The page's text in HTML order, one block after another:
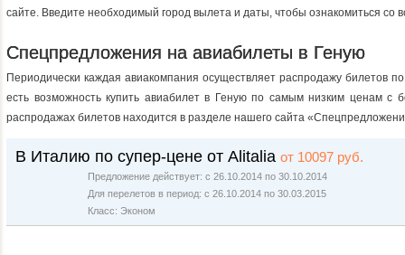
сайте. Введите необходимый город вылета и даты, чтобы ознакомиться
Спецпредложения на авиабилеты в Геную
Периодически каждая авиакомпания осуществляет распродажу билетов
есть возможность купить авиабилет в Геную по самым низким ценам с
распродажах билетов находится в разделе нашего сайта
В Италию по супер-цене от Alitalia от 10097 руб.
Предложение действует: с 26.10.2014 по 30.10.2014
Для перелетов в период: с 26.10.2014 по 30.03.2015
Класс: Эконом